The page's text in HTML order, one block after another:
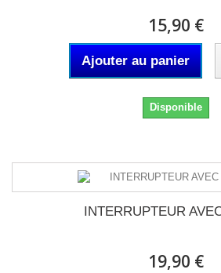
15,90 €
Ajouter au panier
Disponible
INTERRUPTEUR
19,90 €